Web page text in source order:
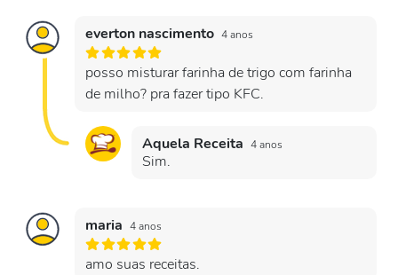
everton nascimento 4 anos
posso misturar farinha de trigo com farinha
de milho? pra fazer tipo KFC.
Aquela Receita 4 anos
Sim.
maria 4 anos
amo suas receitas.